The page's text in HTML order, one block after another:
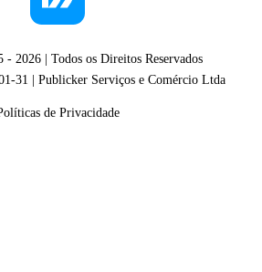
- 2026 | Todos os Direitos Reservados
31 | Publicker Serviços e Comércio Ltda
de Privacidade